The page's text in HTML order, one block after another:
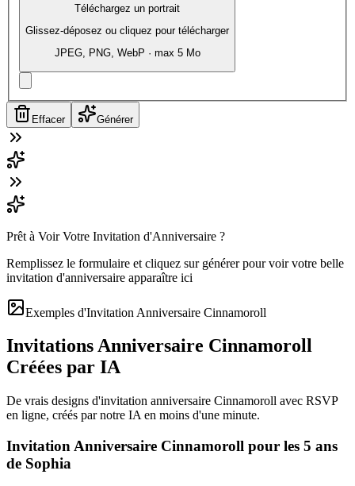
Téléchargez un portrait
Glissez-déposez ou cliquez pour télécharger
JPEG, PNG, WebP · max 5 Mo
Effacer Générer
Prêt à Voir Votre Invitation d'Anniversaire ?
Remplissez le formulaire et cliquez sur générer pour voir votre belle
invitation d'anniversaire apparaître ici
Exemples d'Invitation Anniversaire Cinnamoroll
Invitations Anniversaire Cinnamoroll
Créées par IA
De vrais designs d'invitation anniversaire Cinnamoroll avec RSVP
en ligne, créés par notre IA en moins d'une minute.
Invitation Anniversaire Cinnamoroll pour les 5 ans
de Sophia